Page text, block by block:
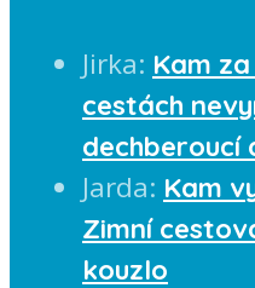
Jirka: Kam
cestách
dechberoucí
Jarda: Kam
Zimní
kouzlo